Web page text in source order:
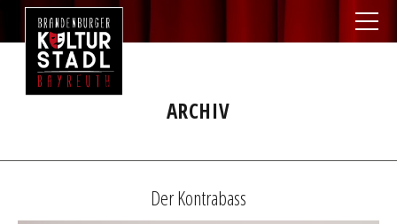
ARCHIV
Der Kontrabass